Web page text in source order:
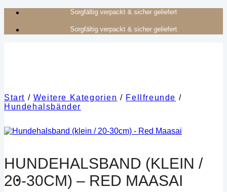
Zum
springen
Authentisches Kunsthandwerk aus Afrika
Authentisches Kunsthandwerk aus Afrika
Start / Weitere Kategorien / Fellfreunde /
Hundehalsbänder
HUNDEHALSBAND (KLEIN /
20-30CM) – RED MAASAI